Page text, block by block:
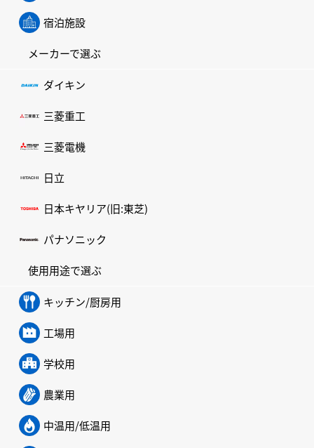
宿泊施設
メーカーで選ぶ
ダイキン
三菱重工
三菱電機
日立
日本キヤリア(旧:東芝)
パナソニック
使用用途で選ぶ
キッチン/厨房用
工場用
学校用
農業用
中温用/低温用